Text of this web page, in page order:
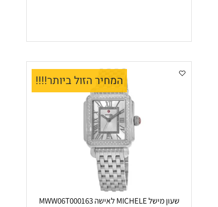
המחיר הזול ביותר!!!!
שעון מישל MICHELE לאישה MWW06T000163